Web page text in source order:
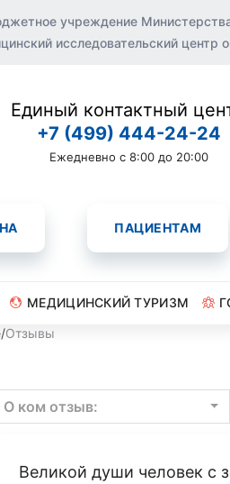
учреждение
исследовательский центр
Единый контактный
+7 (499) 444-24-24
Ежедневно с 8:00 до 20:00
ПАЦИЕНТАМ
МЕДИЦИНСКИЙ ТУРИЗМ
/Отзывы
О ком отзыв:
Великой души человек с